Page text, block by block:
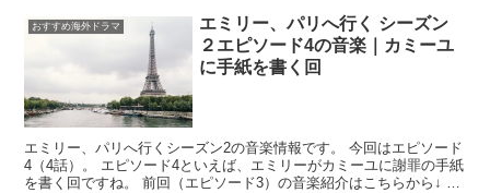
おすすめ海外ドラマ
エミリー、パリへ行く シーズン
２エピソード4の音楽｜カミーユ
に手紙を書く回
エミリー、パリへ行くシーズン2の音楽情報です。 今回はエピソード
4（4話）。 エピソード4といえば、エミリーがカミーユに謝罪の手紙
を書く回ですね。 前回（エピソード3）の音楽紹介はこちらから↓ エ